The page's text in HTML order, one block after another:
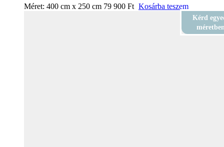
Méret: 400 cm x 250 cm 79 900 Ft Kosárba teszem
Kérd